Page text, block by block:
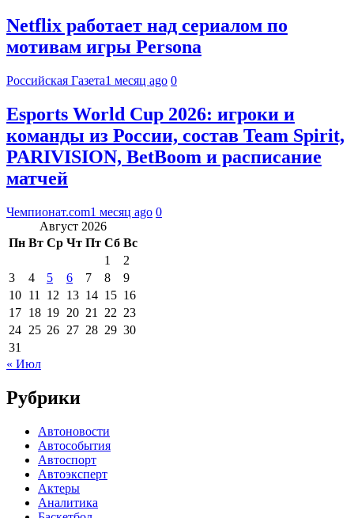
Netflix работает над сериалом по
мотивам игры Persona
Российская Газета1 месяц ago 0
Esports World Cup 2026: игроки и
команды из России, состав Team Spirit,
PARIVISION, BetBoom и расписание
матчей
Чемпионат.com1 месяц ago 0
Август 2026
Пн Вт Ср Чт Пт Сб Вс
1
2
3
4 5 6 7 8
9
10 11 12 13 14 15 16
17 18 19 20 21 22 23
24 25 26 27 28 29 30
31
« Июл
Рубрики
Автоновости
Автособытия
Автоспорт
Автоэксперт
Актеры
Аналитика